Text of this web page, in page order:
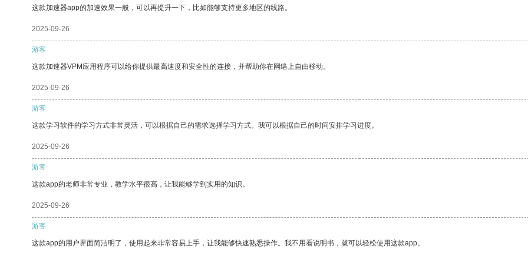
这款加速器app的加速效果一般，可以再提升一下，比如能够支持更多地区的线路。
2025-09-26
游客
这款加速器VPM应用程序可以给你提供最高速度和安全性的连接，并帮助你在网络上自由移动。
2025-09-26
游客
这款学习软件的学习方式非常灵活，可以根据自己的需求选择学习方式。我可以根据自己的时间安排学习进度。
2025-09-26
游客
这款app的老师非常专业，教学水平很高，让我能够学到实用的知识。
2025-09-26
游客
这款app的用户界面简洁明了，使用起来非常容易上手，让我能够快速熟悉操作。我不用看说明书，就可以轻松使用这款app。